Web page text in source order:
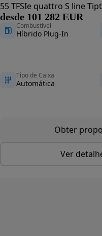
55 TFSIe quattro S line
desde 101 282 EUR
Combustível
Híbrido Plug-In
Tipo de Caixa
Automática
Obter
Ver